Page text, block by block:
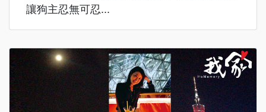
讓狗主忍無可忍...